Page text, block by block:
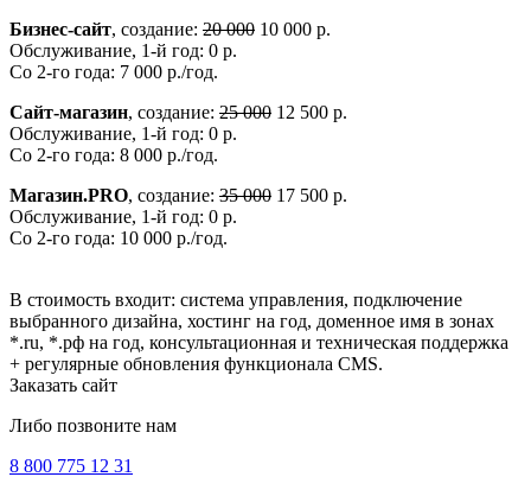
Бизнес-сайт, создание: 20 000 10 000 р.
Обслуживание, 1-й год: 0 р.
Со 2-го года: 7 000 р./год.
Сайт-магазин, создание: 25 000 12 500 р.
Обслуживание, 1-й год: 0 р.
Со 2-го года: 8 000 р./год.
Магазин.PRO, создание: 35 000 17 500 р.
Обслуживание, 1-й год: 0 р.
Со 2-го года: 10 000 р./год.
В стоимость входит: система управления, подключение
выбранного дизайна, хостинг на год, доменное имя в зонах
*.ru, *.рф на год, консультационная и техническая поддержка
+ регулярные обновления функционала CMS.
Заказать сайт
Либо позвоните нам
8 800 775 12 31